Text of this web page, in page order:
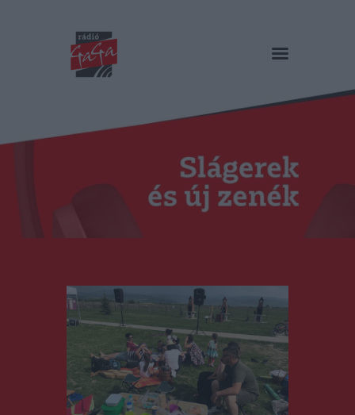
RÁDIÓ GAGA
Műsorok
Duma Duba
Podcast és videók
Stáb
Kapcsolat
RO